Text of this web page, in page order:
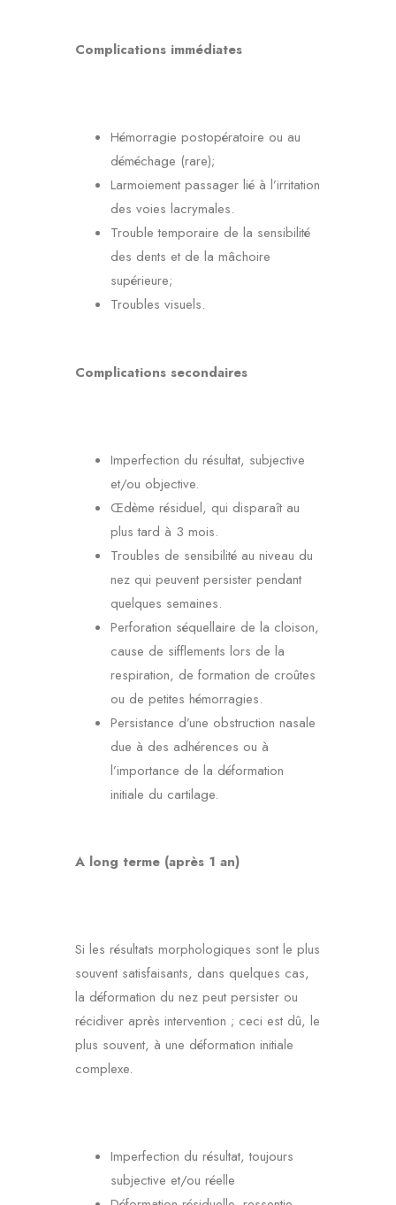
Complications immédiates
Hémorragie postopératoire ou au
déméchage (rare);
Larmoiement passager lié à l’irritation
des voies lacrymales.
Trouble temporaire de la sensibilité
des dents et de la mâchoire
supérieure;
Troubles visuels.
Complications secondaires
Imperfection du résultat, subjective
et/ou objective.
Œdème résiduel, qui disparaît au
plus tard à 3 mois.
Troubles de sensibilité au niveau du
nez qui peuvent persister pendant
quelques semaines.
Perforation séquellaire de la cloison,
cause de sifflements lors de la
respiration, de formation de croûtes
ou de petites hémorragies.
Persistance d’une obstruction nasale
due à des adhérences ou à
l’importance de la déformation
initiale du cartilage.
A long terme (après 1 an)
Si les résultats morphologiques sont le plus
souvent satisfaisants, dans quelques cas,
la déformation du nez peut persister ou
récidiver après intervention ; ceci est dû, le
plus souvent, à une déformation initiale
complexe.
Imperfection du résultat, toujours
subjective et/ou réelle